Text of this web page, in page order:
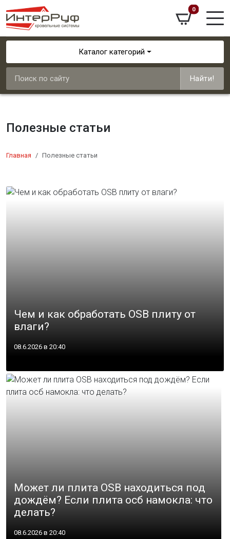
0
Каталог категорий
Найти!
Полезные статьи
Главная Полезные статьи
Чем и как обработать OSB плиту от
влаги?
08.6.2026 в 20:40
Может ли плита OSB находиться под
дождём? Если плита осб намокла: что
делать?
08.6.2026 в 20:40